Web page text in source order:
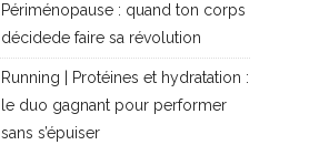
Périménopause : quand ton corps
décidede faire sa révolution
Running | Protéines et hydratation :
le duo gagnant pour performer
sans s’épuiser